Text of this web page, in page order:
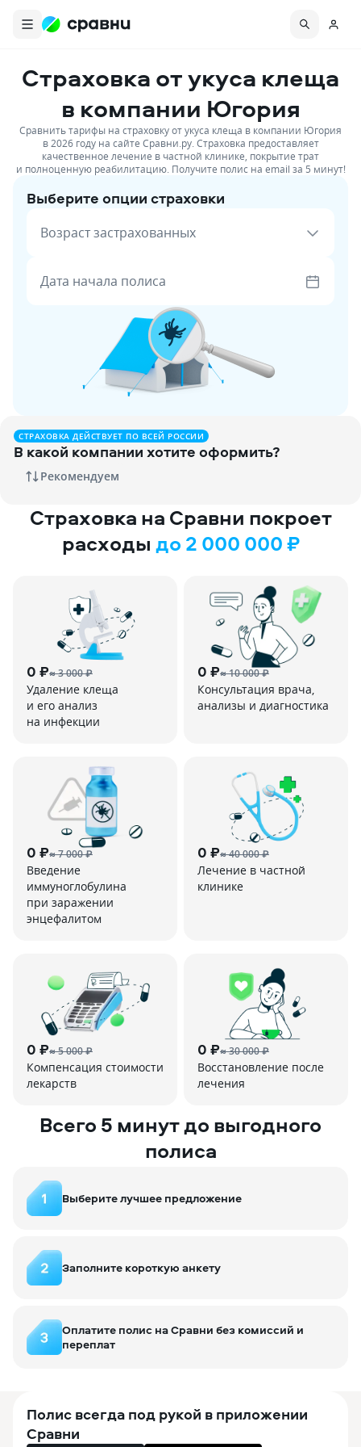
Страховка от укуса клеща
в компании Югория
Сравнить тарифы на страховку от укуса клеща в компании Югория
в 2026 году на сайте Сравни.ру. Страховка предоставляет
качественное лечение в частной клинике, покрытие трат
и полноценную реабилитацию. Получите полис на email за 5 минут!
Выберите опции страховки
Возраст застрахованных
Дата начала полиса
СТРАХОВКА ДЕЙСТВУЕТ ПО ВСЕЙ РОССИИ
В какой компании хотите оформить?
Рекомендуем
Страховка на Сравни покроет
расходы до 2 000 000 ₽
0 ₽≈ 3 000 ₽
Удаление клеща
и его анализ
на инфекции
0 ₽≈ 10 000 ₽
Консультация врача,
анализы и диагностика
0 ₽≈ 7 000 ₽
Введение
иммуноглобулина
при заражении
энцефалитом
0 ₽≈ 40 000 ₽
Лечение в частной
клинике
0 ₽≈ 5 000 ₽
Компенсация стоимости
лекарств
0 ₽≈ 30 000 ₽
Восстановление после
лечения
Всего 5 минут до выгодного
полиса
Выберите лучшее предложение
Заполните короткую анкету
Оплатите полис на Сравни без комиссий и
переплат
Полис всегда под рукой в приложении
Сравни